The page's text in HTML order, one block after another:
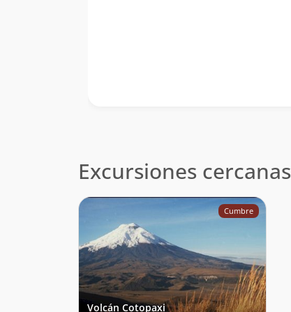
Excursiones cercanas
Cumbre
Volcán Cotopaxi